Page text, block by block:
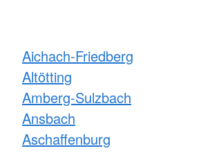
Aichach-Friedberg
Altötting
Amberg-Sulzbach
Ansbach
Aschaffenburg